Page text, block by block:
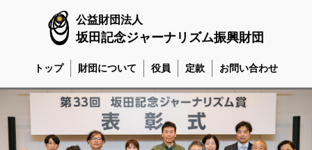
公益財団法人
坂田記念ジャーナリズム振興財団
トップ 財団について 役員 定款 お問い合わせ